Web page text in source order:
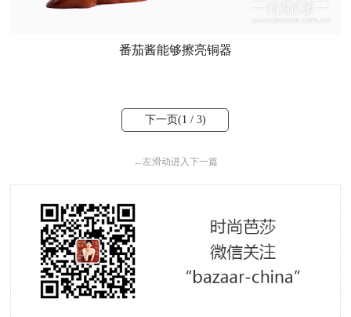
番茄酱能够擦亮铜器
下一页(1 / 3)
←左滑动进入下一篇